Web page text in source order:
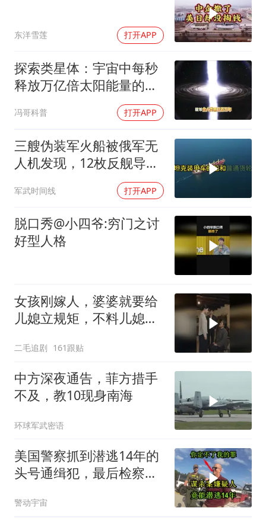
东洋雪莲 打开APP
探索类星体：宇宙中每秒
释放万亿倍太阳能量的神
冯哥科普 打开APP
三艘伪装军火船被俄军无
人机发现，12枚反舰导弹
送入海底，乌军后勤命脉
遭重锤
军武时间线 打开APP
脱口秀@小四爷:穷门之讨
好型人格
女孩刚嫁人，婆婆就要给
儿媳立规矩，不料儿媳不
二毛追剧 161跟贴
中方深夜通告，菲方措手
不及，教10现身南海
环球军武密语
美国警察抓到潜逃14年的
头号通缉犯，最后检察官
警动宇宙